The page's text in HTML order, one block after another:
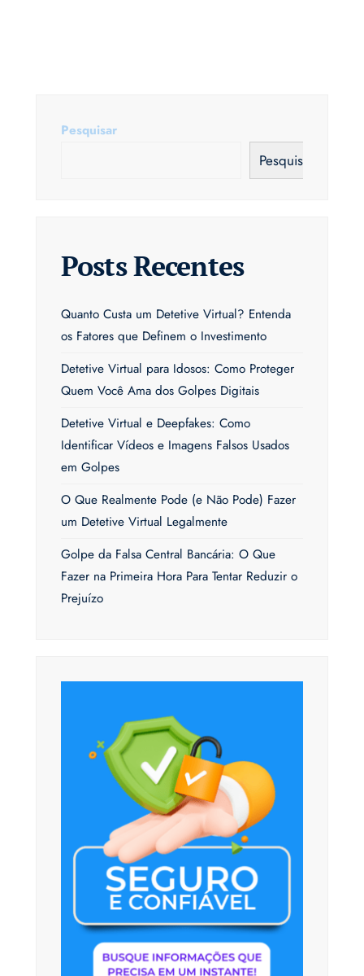
Pesquisar
Pesquisar
Posts Recentes
Quanto Custa um Detetive Virtual? Entenda
os Fatores que Definem o Investimento
Detetive Virtual para Idosos: Como Proteger
Quem Você Ama dos Golpes Digitais
Detetive Virtual e Deepfakes: Como
Identificar Vídeos e Imagens Falsos Usados
em Golpes
O Que Realmente Pode (e Não Pode) Fazer
um Detetive Virtual Legalmente
Golpe da Falsa Central Bancária: O Que
Fazer na Primeira Hora Para Tentar Reduzir o
Prejuízo